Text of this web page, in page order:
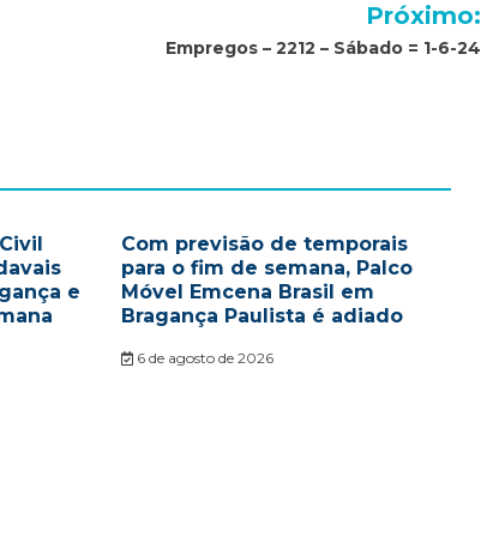
Próximo:
Empregos – 2212 – Sábado = 1-6-24
e
Com previsão de temporais
para o fim de semana, Palco
Móvel Emcena Brasil em
Bragança Paulista é adiado
6 de agosto de 2026